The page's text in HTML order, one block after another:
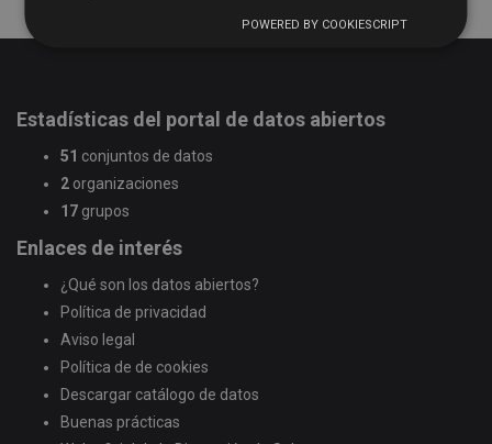
Estadísticas del portal de datos abiertos
51 conjuntos de datos
2 organizaciones
17 grupos
Enlaces de interés
¿Qué son los datos abiertos?
Política de privacidad
Aviso legal
Política de de cookies
Descargar catálogo de datos
Buenas prácticas
POWERED BY COOKIESCRIPT